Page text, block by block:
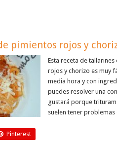
pimientos rojos y
Esta receta de
rojos y chorizo es muy
media hora y con
puedes resolver una
gustará porque
suelen tener problemas
Pinterest